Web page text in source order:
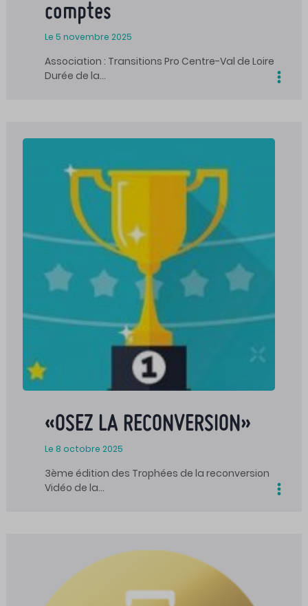
comptes
Le 5 novembre 2025
Association : Transitions Pro Centre-Val de Loire
Durée de la…
«OSEZ LA RECONVERSION»
Le 8 octobre 2025
3ème édition des Trophées de la reconversion
Vidéo de la…